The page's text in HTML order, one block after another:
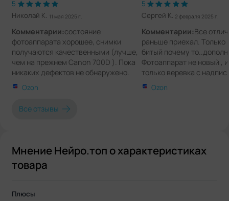
5
Николай К. 11 мая 2025 г.
Комментарии:состояние
фотоаппарата хорошее, снимки
получаются качественными (лучше,
чем на прежнем Canon 700D ). Пока
никаких дефектов не обнаружено.
Как говорится, дай Бог, чтобы и
дальше всё было с ним хорошо.
Ozon
5
Сергей К. 2 февраля 2025 г.
Комментарии:Все
раньше приехал. Только
битый почему
Фотоаппарат не новый ,
только веревка с
китай , фотик
со сколами
Ozon
Все отзывы
Мнение Нейро.топ о характеристиках
товара
Плюсы